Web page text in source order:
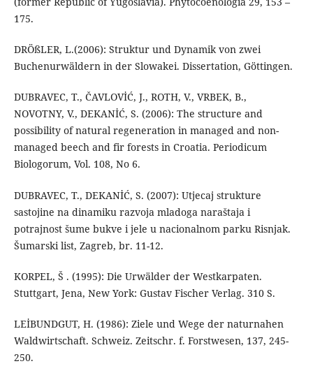
175.
DRÖßLER, L.(2006): Struktur und Dynamik von zwei
Buchenurwäldern in der Slowakei. Dissertation, Göttingen.
DUBRAVEC, T., ČAVLOVİĆ, J., ROTH, V., VRBEK, B.,
NOVOTNY, V., DEKANİĆ, S. (2006): The structure and
possibility of natural regeneration in managed and non-
managed beech and fir forests in Croatia. Periodicum
Biologorum, Vol. 108, No 6.
DUBRAVEC, T., DEKANİĆ, S. (2007): Utjecaj strukture
sastojine na dinamiku razvoja mladoga naraštaja i
potrajnost šume bukve i jele u nacionalnom parku Risnjak.
Šumarski list, Zagreb, br. 11-12.
KORPEL, Š . (1995): Die Urwälder der Westkarpaten.
Stuttgart, Jena, New York: Gustav Fischer Verlag. 310 S.
LEİBUNDGUT, H. (1986): Ziele und Wege der naturnahen
Waldwirtschaft. Schweiz. Zeitschr. f. Forstwesen, 137, 245-
250.